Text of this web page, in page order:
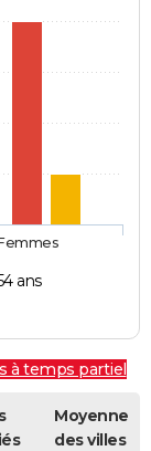
ans
à temps partiel
Moyenne
des villes